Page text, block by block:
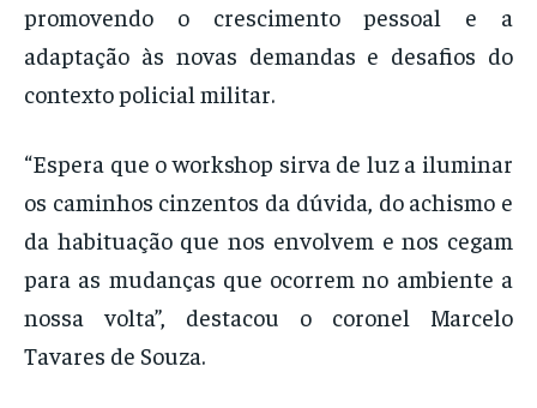
promovendo o crescimento pessoal e a
adaptação às novas demandas e desafios do
contexto policial militar.
“Espera que o workshop sirva de luz a iluminar
os caminhos cinzentos da dúvida, do achismo e
da habituação que nos envolvem e nos cegam
para as mudanças que ocorrem no ambiente a
nossa volta”, destacou o coronel Marcelo
Tavares de Souza.